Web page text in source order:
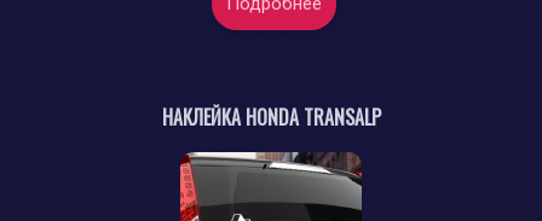
НАКЛЕЙКА HONDA TRANSALP